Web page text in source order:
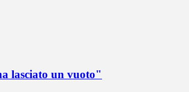
lasciato un vuoto"